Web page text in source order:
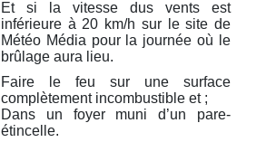
Et si la vitesse dus vents est
inférieure à 20 km/h sur le site de
Météo Média pour la journée où le
brûlage aura lieu.
Faire le feu sur une surface
complètement incombustible et ;
Dans un foyer muni d’un pare-
étincelle.